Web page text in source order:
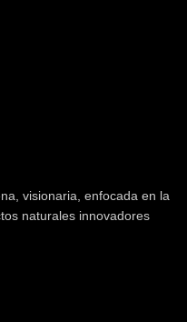
visionaria, enfocada en la
naturales innovadores